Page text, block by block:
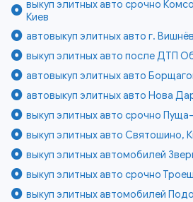
выкуп элитных авто срочно
Киев
автовыкуп элитных авто г.
выкуп элитных авто после ДТП
автовыкуп элитных авто
автовыкуп элитных авто Нова
выкуп элитных авто срочно
выкуп элитных авто Святошино,
выкуп элитных автомобилей
выкуп элитных авто срочно
выкуп элитных автомобилей